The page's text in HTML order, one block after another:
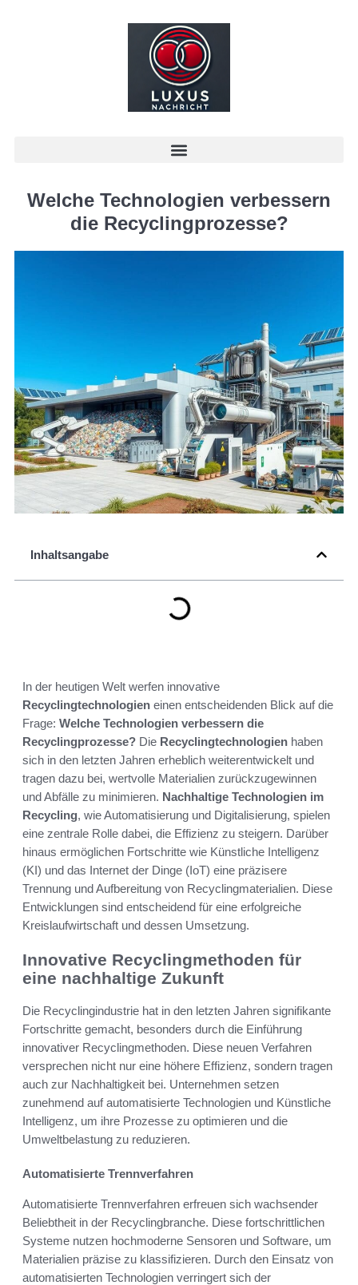
Welche Technologien verbessern
die Recyclingprozesse?
Inhaltsangabe
In der heutigen Welt werfen innovative
Recyclingtechnologien einen entscheidenden Blick auf die
Frage: Welche Technologien verbessern die
Recyclingprozesse? Die Recyclingtechnologien haben
sich in den letzten Jahren erheblich weiterentwickelt und
tragen dazu bei, wertvolle Materialien zurückzugewinnen
und Abfälle zu minimieren. Nachhaltige Technologien im
Recycling, wie Automatisierung und Digitalisierung, spielen
eine zentrale Rolle dabei, die Effizienz zu steigern. Darüber
hinaus ermöglichen Fortschritte wie Künstliche Intelligenz
(KI) und das Internet der Dinge (IoT) eine präzisere
Trennung und Aufbereitung von Recyclingmaterialien. Diese
Entwicklungen sind entscheidend für eine erfolgreiche
Kreislaufwirtschaft und dessen Umsetzung.
Innovative Recyclingmethoden für
eine nachhaltige Zukunft
Die Recyclingindustrie hat in den letzten Jahren signifikante
Fortschritte gemacht, besonders durch die Einführung
innovativer Recyclingmethoden. Diese neuen Verfahren
versprechen nicht nur eine höhere Effizienz, sondern tragen
auch zur Nachhaltigkeit bei. Unternehmen setzen
zunehmend auf automatisierte Technologien und Künstliche
Intelligenz, um ihre Prozesse zu optimieren und die
Umweltbelastung zu reduzieren.
Automatisierte Trennverfahren
Automatisierte Trennverfahren erfreuen sich wachsender
Beliebtheit in der Recyclingbranche. Diese fortschrittlichen
Systeme nutzen hochmoderne Sensoren und Software, um
Materialien präzise zu klassifizieren. Durch den Einsatz von
automatisierten Technologien verringert sich der